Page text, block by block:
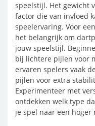
speelstijl. Het gewicht
factor die van invloed
speelervaring. Voor
het belangrijk om
jouw speelstijl.
bij lichtere pijlen voor
ervaren spelers vaak
pijlen voor extra
Experimenteer met
ontdekken welk type
je spel naar een hoger